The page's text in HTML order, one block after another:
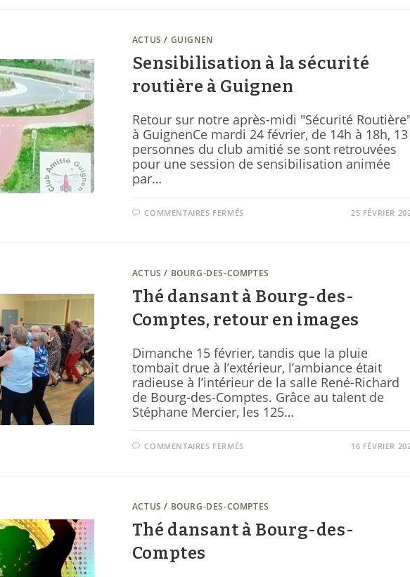
ACTUS / GUIGNEN
Sensibilisation à la sécurité
routière à Guignen
Retour sur notre après-midi "Sécurité
à GuignenCe mardi 24 février, de 14h à 18h, 13
personnes du club amitié se sont retrouvées
pour une session de sensibilisation animée
par…
COMMENTAIRES FERMÉS 25 FÉVRIER
ACTUS / BOURG-DES-COMPTES
Thé dansant à Bourg-des-
Comptes, retour en images
Dimanche 15 février, tandis que la pluie
tombait drue à l’extérieur, l’ambiance était
radieuse à l’intérieur de la salle René-Richard
de Bourg-des-Comptes. Grâce au talent de
Stéphane Mercier, les 125…
COMMENTAIRES FERMÉS 16 FÉVRIER
ACTUS / BOURG-DES-COMPTES
Thé dansant à Bourg-des-
Comptes